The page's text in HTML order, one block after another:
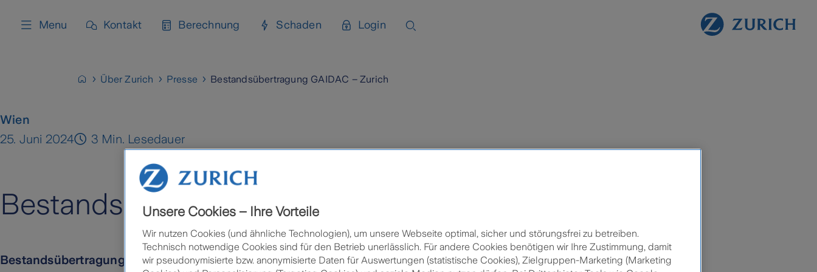
Menu Kontakt Berechnung Schaden Login
Über Zurich Presse Bestandsübertragung GAIDAC – Zurich
Wien
25. Juni 2024
3 Min. Lesedauer
Bestandsübertragung GAIDAC – Zurich
Bestandsübertragung GAIDAC – Zurich
Unsere Cookies – Ihre Vorteile
Wir nutzen Cookies (und ähnliche Technologien), um unsere Webseite optimal, sicher und störungsfrei zu betreiben.
Technisch notwendige Cookies sind für den Betrieb unerlässlich. Für andere Cookies benötigen wir Ihre Zustimmung, damit
wir pseudonymisierte bzw. anonymisierte Daten für Auswertungen (statistische Cookies), Zielgruppen-Marketing (Marketing